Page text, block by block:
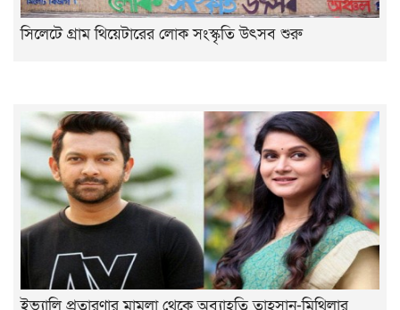
সিলেটে গ্রাম থিয়েটারের লোক সংস্কৃতি উৎসব শুরু